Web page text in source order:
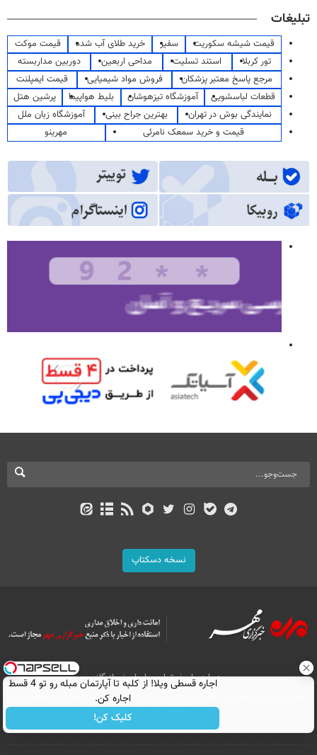
تبلیغات
قیمت شیشه سکوریت سفیر خرید طلای آب شده
قیمت موکت
تور کربلا
استند تسلیت مداحی اربعین
دوربین مداربسته
مرجع پاسخ معتبر پزشکان
فروش مواد شیمیایی
قیمت ایمپلنت
قطعات لباسشویی
آموزشگاه تیزهوشان بلیط هواپیما
پرشین هتل
نمایندگی بوش در تهران
بهترین جراح بینی
آموزشگاه زبان ملل
قیمت و خرید سمعک نامرئی
مهرینو
نسخه دسکتاپ
درباره ما تماس با ما
بازرگانی
All Content by Mehr News Agency is licensed under a Creative Commons
Attribution 4.0 International License.
اجاره‌ قسطی ویلا! از کلبه تا آپارتمان مبله رو تو 4 قسط
اجاره کن.
کلیک کن!